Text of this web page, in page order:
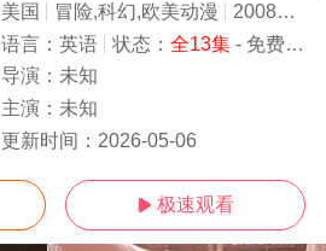
美国 冒险,科幻,欧美动漫 2008
1.0
语言： 英语 状态： 全13集- 免费在线观看
导演： 未知
主演： 未知
更新时间： 2026-05-06
 极速观看